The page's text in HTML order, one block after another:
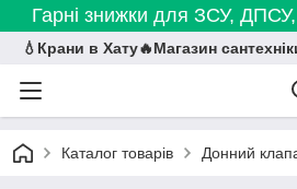
Гарні знижки для ЗСУ,
💧Крани в Хату🔥Магазин
Каталог товарів Донний